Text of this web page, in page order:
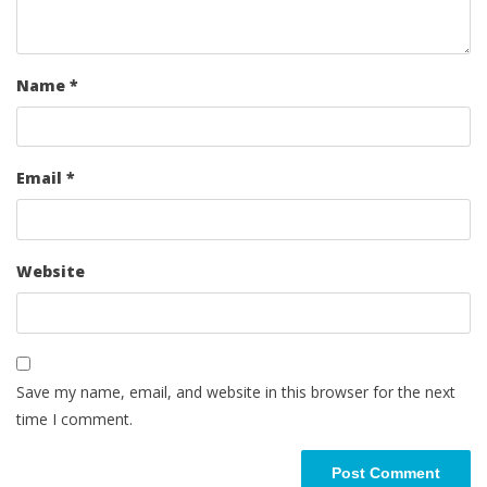
Name *
Email *
Website
Save my name, email, and website in this browser for the next
time I comment.